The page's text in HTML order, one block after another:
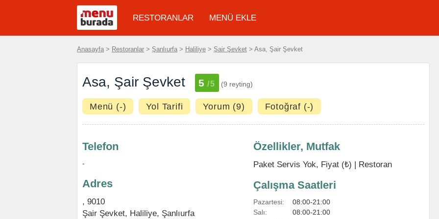
RESTORANLAR MENÜ EKLE
Anasayfa > Restoranlar > Şanlıurfa > Haliliye > Şair Şevket > Asa, Şair Şevket
Asa, Şair Şevket 5 /5 (9 reyting)
Menü (-) Yol Tarifi Yorum (9) Fotoğraf (-)
Telefon
-
Adres
, 9010
Şair Şevket, Haliliye, Şanlıurfa
Özellikler, Mutfak
Paket Servis Yok, Fiyat (₺) | Restoran
Çalışma Saatleri
Pazartesi:
08:00-21:00
Salı:
08:00-21:00